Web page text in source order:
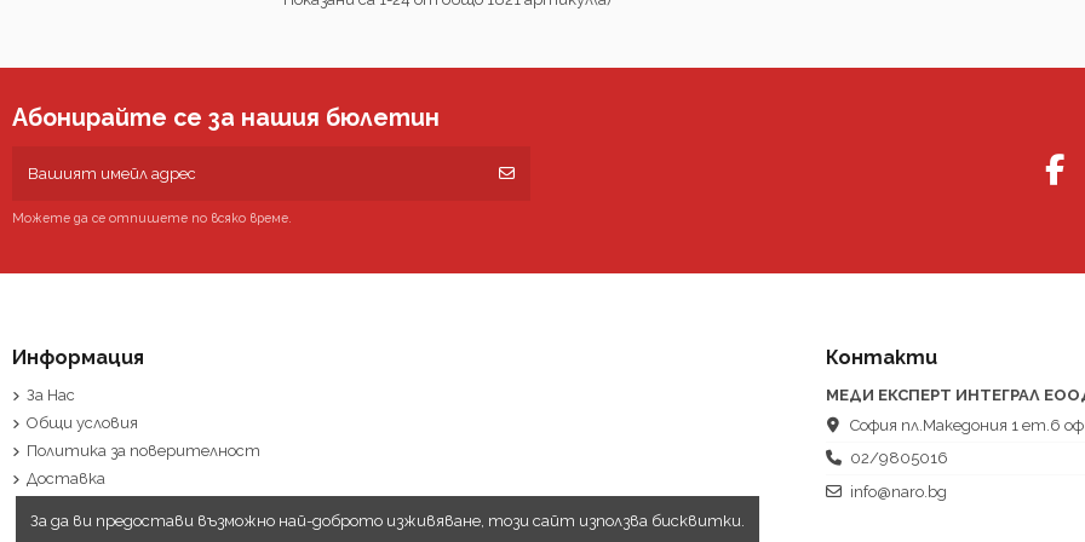
Абонирайте се за нашия бюлетин
Можете да се отпишете по всяко време.
Информация
За Нас
Общи условия
Политика за поверителност
Доставка
Контакти
МЕДИ ЕКСПЕРТ ИНТЕГРАЛ
София пл.Македония 1 ет.6
02/9805016
info@naro.bg
За да ви предостави възможно най-доброто изживяване, този сайт използва бисквитки.